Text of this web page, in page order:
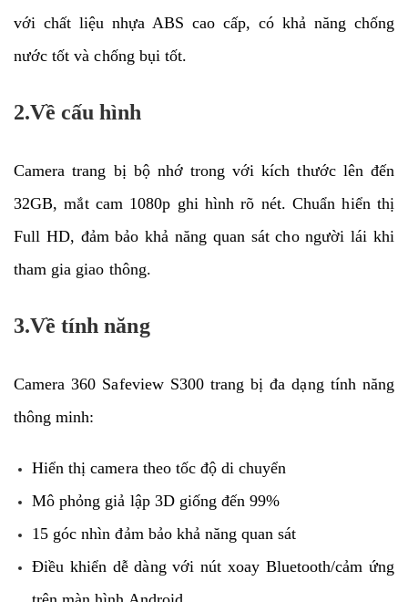
với chất liệu nhựa ABS cao cấp, có khả năng chống
nước tốt và chống bụi tốt.
2.Về cấu hình
Camera trang bị bộ nhớ trong với kích thước lên đến
32GB, mắt cam 1080p ghi hình rõ nét. Chuẩn hiển thị
Full HD, đảm bảo khả năng quan sát cho người lái khi
tham gia giao thông.
3.Về tính năng
Camera 360 Safeview S300 trang bị đa dạng tính năng
thông minh:
Hiển thị camera theo tốc độ di chuyển
Mô phỏng giả lập 3D giống đến 99%
15 góc nhìn đảm bảo khả năng quan sát
Điều khiển dễ dàng với nút xoay Bluetooth/cảm ứng